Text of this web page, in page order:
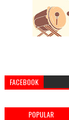
FACEBOOK
POPULAR